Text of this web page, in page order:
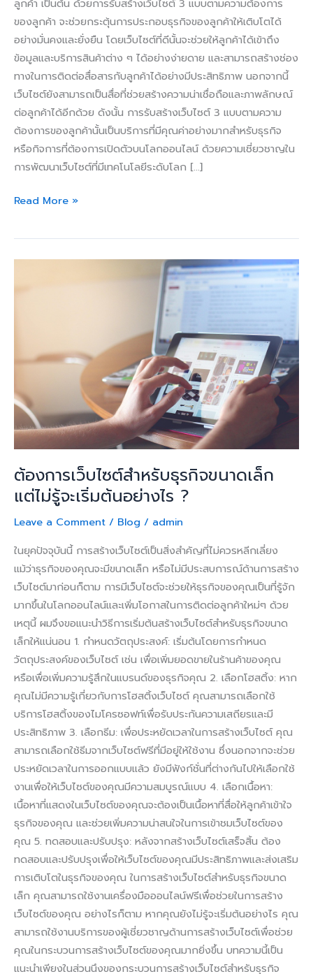
ลูกค้า เป็นต้น ด้วยการรับสร้างเว็บไซต์ 3 แบบตามความต้องการ
ของลูกค้า จะช่วยกระตุ้นการประกอบธุรกิจของลูกค้าให้เติบโตได้
อย่างมั่นคงและยั่งยืน โดยเว็บไซต์ที่ดีนั้นจะช่วยให้ลูกค้าได้เข้าถึง
ข้อมูลและบริการสินค้าต่าง ๆ ได้อย่างง่ายดาย และสามารถสร้างช่อง
ทางในการติดต่อสื่อสารกับลูกค้าได้อย่างมีประสิทธิภาพ นอกจากนี้
เว็บไซต์ยังสามารถเป็นสื่อที่ช่วยสร้างความน่าเชื่อถือและภาพลักษณ์
ต่อลูกค้าได้อีกด้วย ดังนั้น การรับสร้างเว็บไซต์ 3 แบบตามความ
ต้องการของลูกค้านั้นเป็นบริการที่มีคุณค่าอย่างมากสำหรับธุรกิจ
หรือกิจการที่ต้องการเปิดตัวบนโลกออนไลน์ ด้วยความเชี่ยวชาญใน
การพัฒนาเว็บไซต์ที่มีเทคโนโลยีระดับโลก […]
Read More »
ต้องการเว็บไซต์สำหรับธุรกิจขนาดเล็ก
แต่ไม่รู้จะเริ่มต้นอย่างไร ?
Leave a Comment / Blog / admin
ในยุคปัจจุบันนี้ การสร้างเว็บไซต์เป็นสิ่งสำคัญที่ไม่ควรหลีกเลี่ยง
แม้ว่าธุรกิจของคุณจะมีขนาดเล็ก หรือไม่มีประสบการณ์ด้านการสร้าง
เว็บไซต์มาก่อนก็ตาม การมีเว็บไซต์จะช่วยให้ธุรกิจของคุณเป็นที่รู้จัก
มากขึ้นในโลกออนไลน์และเพิ่มโอกาสในการติดต่อลูกค้าใหม่ๆ ด้วย
เหตุนี้ ผมจึงขอแนะนำวิธีการเริ่มต้นสร้างเว็บไซต์สำหรับธุรกิจขนาด
เล็กให้แน่นอน 1. กำหนดวัตถุประสงค์: เริ่มต้นโดยการกำหนด
วัตถุประสงค์ของเว็บไซต์ เช่น เพื่อเพิ่มยอดขายในร้านค้าของคุณ
หรือเพื่อเพิ่มความรู้สึกในแบรนด์ของธุรกิจคุณ 2. เลือกโฮสติ้ง: หาก
คุณไม่มีความรู้เกี่ยวกับการโฮสติ้งเว็บไซต์ คุณสามารถเลือกใช้
บริการโฮสติ้งของไมโครซอฟท์เพื่อรับประกันความเสถียรและมี
ประสิทธิภาพ 3. เลือกธีม: เพื่อประหยัดเวลาในการสร้างเว็บไซต์ คุณ
สามารถเลือกใช้ธีมจากเว็บไซต์ฟรีที่มีอยู่ให้ใช้งาน ซึ่งนอกจากจะช่วย
ประหยัดเวลาในการออกแบบแล้ว ยังมีฟังก์ชั่นที่ต่างกันไปให้เลือกใช้
งานเพื่อให้เว็บไซต์ของคุณมีความสมบูรณ์แบบ 4. เลือกเนื้อหา:
เนื้อหาที่แสดงในเว็บไซต์ของคุณจะต้องเป็นเนื้อหาที่สื่อให้ลูกค้าเข้าใจ
ธุรกิจของคุณ และช่วยเพิ่มความน่าสนใจในการเข้าชมเว็บไซต์ของ
คุณ 5. ทดสอบและปรับปรุง: หลังจากสร้างเว็บไซต์เสร็จสิ้น ต้อง
ทดสอบและปรับปรุงเพื่อให้เว็บไซต์ของคุณมีประสิทธิภาพและส่งเสริม
การเติบโตในธุรกิจของคุณ ในการสร้างเว็บไซต์สำหรับธุรกิจขนาด
เล็ก คุณสามารถใช้งานเครื่องมือออนไลน์ฟรีเพื่อช่วยในการสร้าง
เว็บไซต์ของคุณ อย่างไรก็ตาม หากคุณยังไม่รู้จะเริ่มต้นอย่างไร คุณ
สามารถใช้งานบริการของผู้เชี่ยวชาญด้านการสร้างเว็บไซต์เพื่อช่วย
คุณในกระบวนการสร้างเว็บไซต์ของคุณมากยิ่งขึ้น บทความนี้เป็น
แนะนำเพียงในส่วนนึงของกระบวนการสร้างเว็บไซต์สำหรับธุรกิจ
เว็บไซต์
เล็ก
ไม่รู้
จะ
เริ่ม
ต้น
อย่างไร
?